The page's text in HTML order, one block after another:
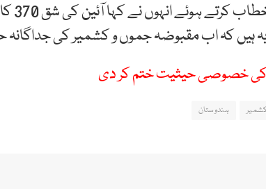
پیش
ہیں کہ اب مقبوضہ جموں و کشمیر کی
کی خصوصی حیثیت ختم کر دی
ہندوستان